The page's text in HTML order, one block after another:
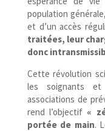
population
et d’un accès
traitées, leur
donc
Cette révolution
les soignants
associations de
rend l’objectif «
portée de main.